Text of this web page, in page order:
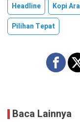
Headline Kopi
Pilihan Tepat
Baca Lainnya